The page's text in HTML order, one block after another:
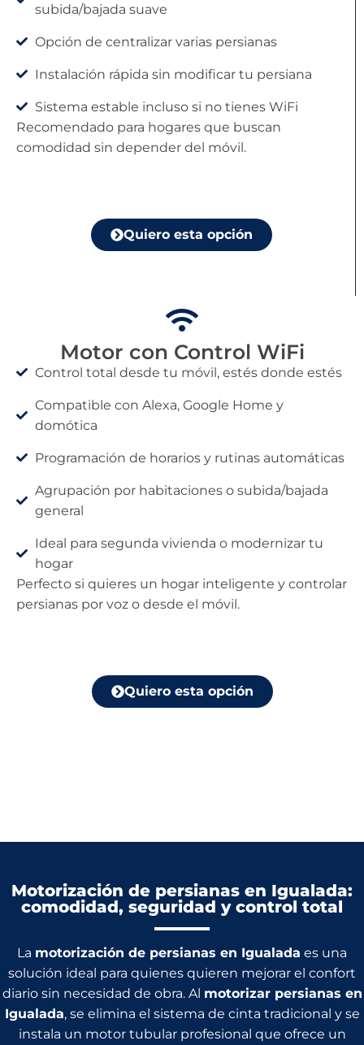
subida/bajada suave
Opción de centralizar varias persianas
Instalación rápida sin modificar tu persiana
Sistema estable incluso si no tienes WiFi
Recomendado para hogares que buscan
comodidad sin depender del móvil.
Quiero esta opción
Motor con Control WiFi
Control total desde tu móvil, estés donde estés
Compatible con Alexa, Google Home y
domótica
Programación de horarios y rutinas automáticas
Agrupación por habitaciones o subida/bajada
general
Ideal para segunda vivienda o modernizar tu
hogar
Perfecto si quieres un hogar inteligente y controlar
persianas por voz o desde el móvil.
Quiero esta opción
Motorización de persianas en Igualada:
comodidad, seguridad y control total
La motorización de persianas en Igualada es una
solución ideal para quienes quieren mejorar el confort
diario sin necesidad de obra. Al motorizar persianas en
Igualada, se elimina el sistema de cinta tradicional y se
instala un motor tubular profesional que ofrece un